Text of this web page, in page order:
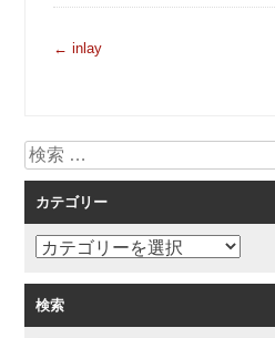
投
ゲ
ー
シ
ョ
ン
← inlay
検
索
カテゴリー
カ
ゴ
リ
検索